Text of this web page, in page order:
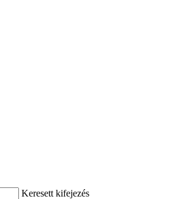
Keresett kifejezés